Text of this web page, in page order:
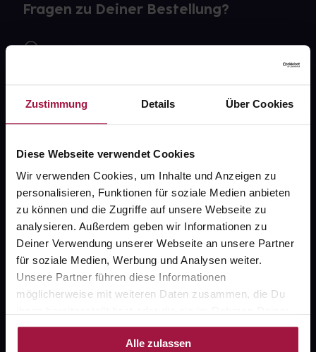
Zustimmung Details Über Cookies
Diese Webseite verwendet Cookies
Wir verwenden Cookies, um Inhalte und Anzeigen zu
personalisieren, Funktionen für soziale Medien anbieten
zu können und die Zugriffe auf unsere Webseite zu
analysieren. Außerdem geben wir Informationen zu
Deiner Verwendung unserer Webseite an unsere Partner
für soziale Medien, Werbung und Analysen weiter.
Unsere Partner führen diese Informationen
möglicherweise mit weiteren Daten zusammen, die Du
Nutzung der Dienste gesammelt haben.
Alle zulassen
Fragen zu Deiner Bestellung?
Kontakt
gesund.de
Über uns
Karriere
Newsletter
Barrierefreiheitserklärung
PAYBACK